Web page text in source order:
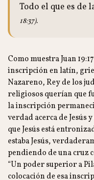
Todo el que es de
18:37).
Como muestra Juan
inscripción en latín,
Nazareno, Rey de los
religiosos querían que
la inscripción
verdad acerca de Jesús
que Jesús está
estaba Jesús,
pendiendo de una cruz
“Un poder superior a
colocación de esa